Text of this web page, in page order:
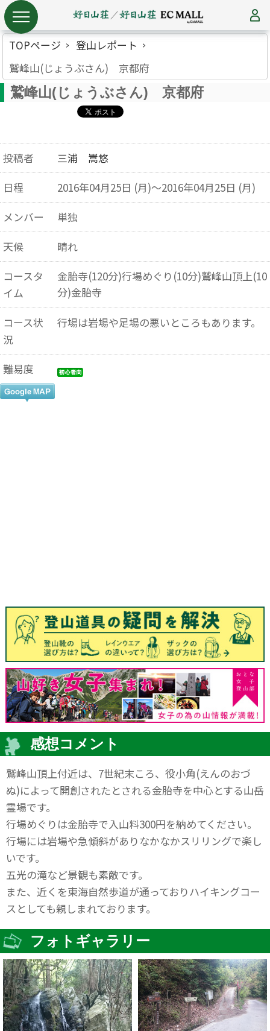
TOPページ
登山レポート
鷲峰山(じょうぶさん) 京都府
鷲峰山(じょうぶさん) 京都府
投稿者
三浦 嵩悠
日程
2016年04月25日 (月)～2016年04月25日 (月)
メンバー
単独
天候
晴れ
コースタ
イム
金胎寺(120分)行場めぐり(10分)鷲峰山頂上(10
分)金胎寺
コース状
況
行場は岩場や足場の悪いところもあります。
難易度
感想コメント
鷲峰山頂上付近は、7世紀末ころ、役小角(えんのおづ
ぬ)によって開創されたとされる金胎寺を中心とする山岳
霊場です。
行場めぐりは金胎寺で入山料300円を納めてください。
行場には岩場や急傾斜がありなかなかスリリングで楽し
いです。
五光の滝など景観も素敵です。
また、近くを東海自然歩道が通っておりハイキングコー
スとしても親しまれております。
フォトギャラリー